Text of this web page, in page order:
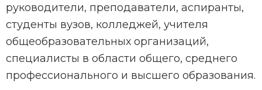
руководители, преподаватели, аспиранты,
студенты вузов, колледжей, учителя
общеобразовательных организаций,
специалисты в области общего, среднего
профессионального и высшего образования.